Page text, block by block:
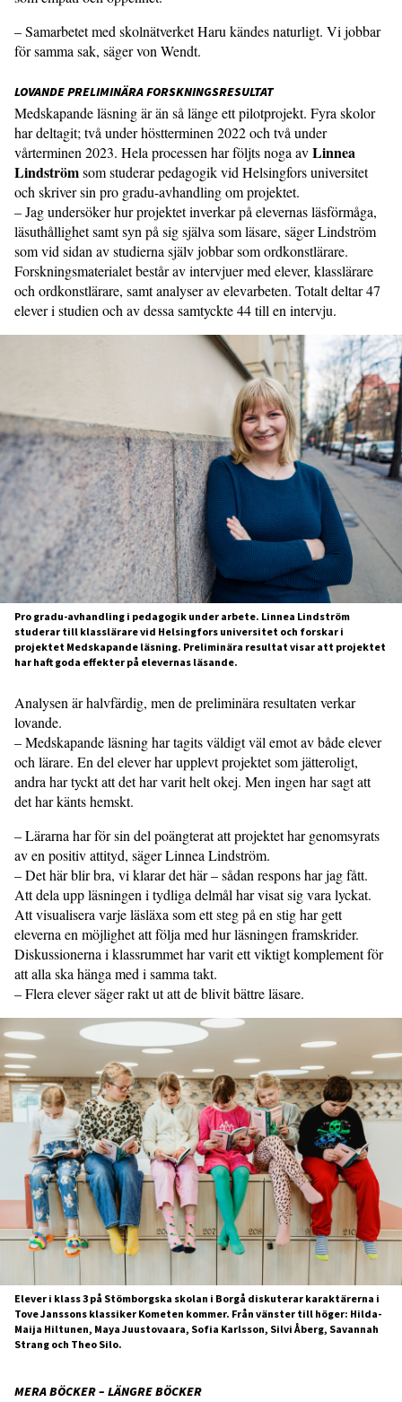
– Samarbetet med skolnätverket Haru kändes naturligt. Vi jobbar
för samma sak, säger von Wendt.
LOVANDE PRELIMINÄRA FORSKNINGSRESULTAT
Medskapande läsning är än så länge ett pilotprojekt. Fyra skolor
har deltagit; två under höstterminen 2022 och två under
vårterminen 2023. Hela processen har följts noga avLinnea
Lindströmsom studerar pedagogik vid Helsingfors universitet
och skriver sin pro gradu-avhandling om projektet.
– Jag undersöker hur projektet inverkar på elevernas läsförmåga,
läsuthållighet samt syn på sig själva som läsare, säger Lindström
som vid sidan av studierna själv jobbar som ordkonstlärare.
Forskningsmaterialet består av intervjuer med elever, klasslärare
och ordkonstlärare, samt analyser av elevarbeten. Totalt deltar 47
elever i studien och av dessa samtyckte 44 till en intervju.
Pro gradu-avhandling i pedagogik under arbete. Linnea Lindström
studerar till klasslärare vid Helsingfors universitet och forskar i
projektet Medskapande läsning. Preliminära resultat visar att projektet
har haft goda effekter på elevernas läsande.
Analysen är halvfärdig, men de preliminära resultaten verkar
lovande.
– Medskapande läsning har tagits väldigt väl emot av både elever
och lärare. En del elever har upplevt projektet som jätteroligt,
andra har tyckt att det har varit helt okej. Men ingen har sagt att
det har känts hemskt.
– Lärarna har för sin del poängterat att projektet har genomsyrats
av en positiv attityd, säger Linnea Lindström.
– Det här blir bra, vi klarar det här – sådan respons har jag fått.
Att dela upp läsningen i tydliga delmål har visat sig vara lyckat.
Att visualisera varje läsläxa som ett steg på en stig har gett
eleverna en möjlighet att följa med hur läsningen framskrider.
Diskussionerna i klassrummet har varit ett viktigt komplement för
att alla ska hänga med i samma takt.
– Flera elever säger rakt ut att de blivit bättre läsare.
Elever i klass 3 på Stömborgska skolan i Borgå diskuterar karaktärerna i
Tove Janssons klassiker Kometen kommer. Från vänster till höger: Hilda-
Maija Hiltunen, Maya Juustovaara, Sofia Karlsson, Silvi Åberg, Savannah
Strang och Theo Silo.
MERA BÖCKER – LÄNGRE BÖCKER